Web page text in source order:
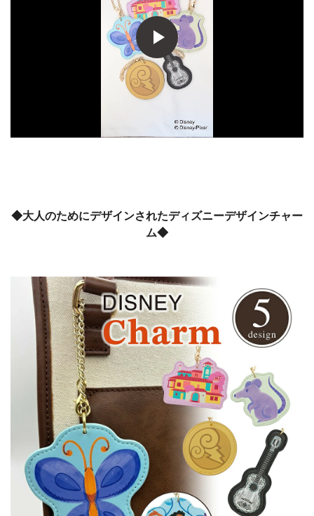
◆大人のためにデザインされたディズニーデザインチャー
ム◆